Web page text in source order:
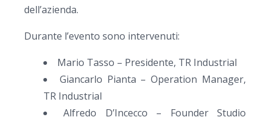
dell’azienda.
Durante l’evento sono intervenuti:
Mario Tasso – Presidente, TR Industrial
Giancarlo Pianta – Operation Manager,
TR Industrial
Alfredo D’Incecco – Founder Studio